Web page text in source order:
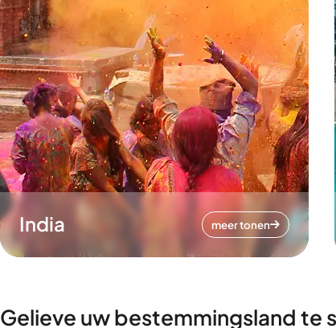
India meer tonen
Gelieve uw bestemmingsland te